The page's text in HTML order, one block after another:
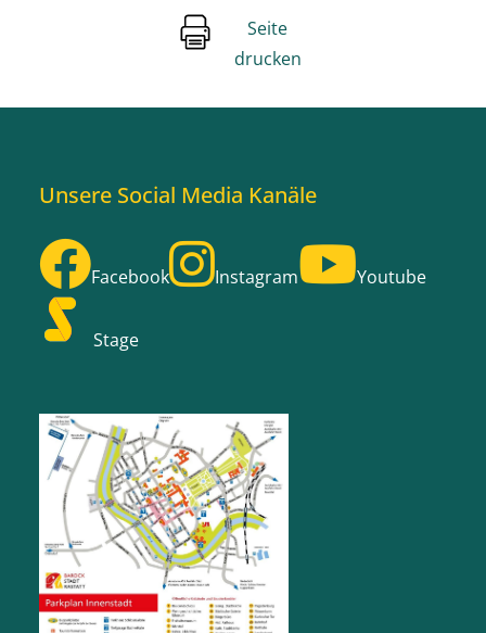
Seite
drucken
Unsere Social Media Kanäle
Facebook Instagram Youtube
Stage